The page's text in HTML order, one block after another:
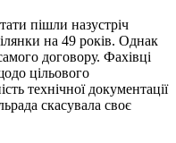
пішли назустріч
на 49 років. Однак
договору. Фахівці
цільового
технічної документації
скасувала своє